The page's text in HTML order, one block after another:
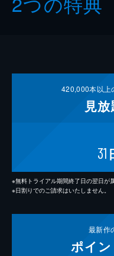
420,000本以上
見放
31
※無料トライアル期間終了日の翌日が
※日割りでのご請求はいたしません。
最新作
ポイン